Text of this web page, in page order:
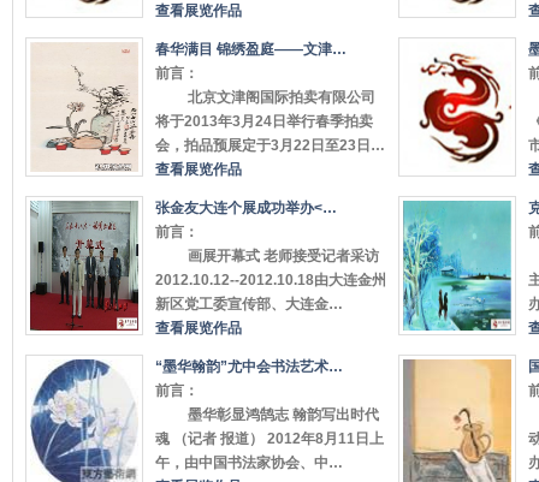
查看展览作品
春华满目 锦绣盈庭——文津…
前言：
北京文津阁国际拍卖有限公司
将于2013年3月24日举行春季拍卖
会，拍品预展定于3月22日至23日…
查看展览作品
张金友大连个展成功举办<…
前言：
画展开幕式 老师接受记者采访
2012.10.12--2012.10.18由大连金州
新区党工委宣传部、大连金…
查看展览作品
“墨华翰韵”尤中会书法艺术…
前言：
墨华彰显鸿鹄志 翰韵写出时代
魂 （记者 报道） 2012年8月11日上
午，由中国书法家协会、中…